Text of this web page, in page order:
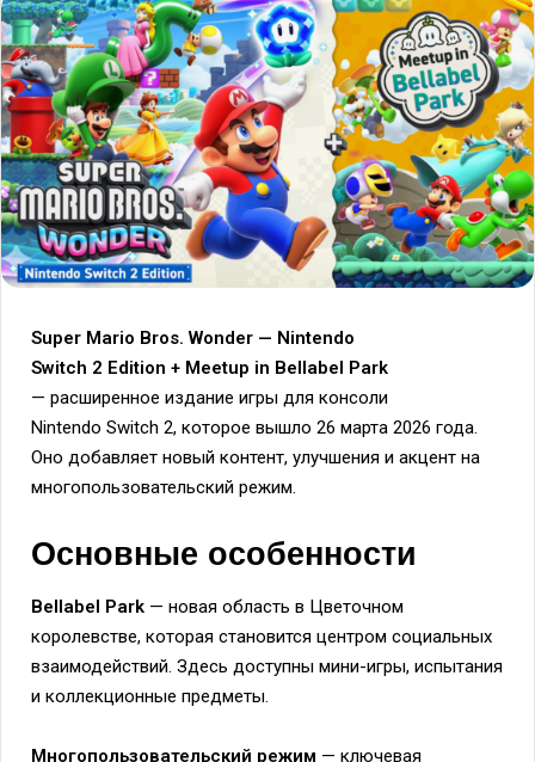
Super Mario Bros. Wonder — Nintendo
Switch 2 Edition + Meetup in Bellabel Park
— расширенное издание игры для консоли
Nintendo Switch 2, которое вышло 26 марта 2026 года.
Оно добавляет новый контент, улучшения и акцент на
многопользовательский режим.
Основные особенности
Bellabel Park — новая область в Цветочном
королевстве, которая становится центром социальных
взаимодействий. Здесь доступны мини-игры, испытания
и коллекционные предметы.
Многопользовательский режим — ключевая